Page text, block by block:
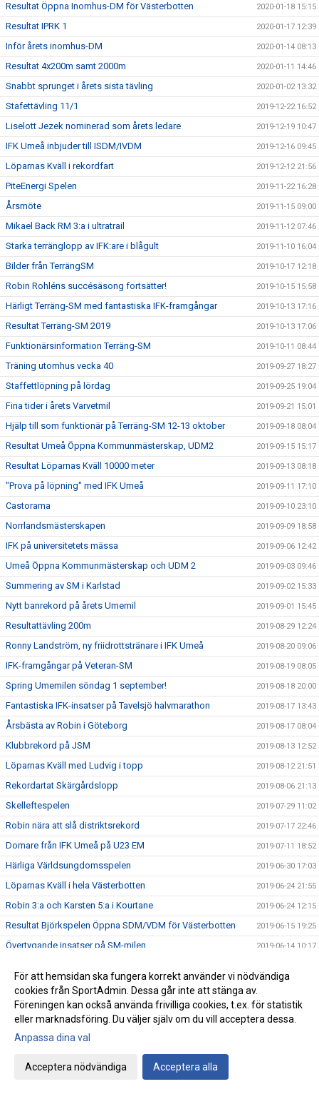
Resultat Öppna Inomhus-DM för Västerbotten 2020-01-18 15:15
Resultat IPRK 1 2020-01-17 12:39
Inför årets inomhus-DM 2020-01-14 08:13
Resultat 4x200m samt 2000m 2020-01-11 14:46
Snabbt sprunget i årets sista tävling 2020-01-02 13:32
Stafettävling 11/1 2019-12-22 16:52
Liselott Jezek nominerad som årets ledare 2019-12-19 10:47
IFK Umeå inbjuder till ISDM/IVDM 2019-12-16 09:45
Löparnas Kväll i rekordfart 2019-12-12 21:56
PiteEnergi Spelen 2019-11-22 16:28
Årsmöte 2019-11-15 09:00
Mikael Back RM 3:a i ultratrail 2019-11-12 07:46
Starka terränglopp av IFK:are i blågult 2019-11-10 16:04
Bilder från TerrängSM 2019-10-17 12:18
Robin Rohléns succésäsong fortsätter! 2019-10-15 15:58
Härligt Terräng-SM med fantastiska IFK-framgångar 2019-10-13 17:16
Resultat Terräng-SM 2019 2019-10-13 17:06
Funktionärsinformation Terräng-SM 2019-10-11 08:44
Träning utomhus vecka 40 2019-09-27 18:27
Staffettlöpning på lördag 2019-09-25 19:04
Fina tider i årets Varvetmil 2019-09-21 15:01
Hjälp till som funktionär på Terräng-SM 12-13 oktober 2019-09-18 08:04
Resultat Umeå Öppna Kommunmästerskap, UDM2 2019-09-15 15:17
Resultat Löparnas Kväll 10000 meter 2019-09-13 08:18
"Prova på löpning" med IFK Umeå 2019-09-11 17:10
Castorama 2019-09-10 23:10
Norrlandsmästerskapen 2019-09-09 18:58
IFK på universitetets mässa 2019-09-06 12:42
Umeå Öppna Kommunmästerskap och UDM 2 2019-09-03 09:46
Summering av SM i Karlstad 2019-09-02 15:33
Nytt banrekord på årets Umemil 2019-09-01 15:45
Resultattävling 200m 2019-08-29 12:24
Ronny Landström, ny friidrottstränare i IFK Umeå 2019-08-20 09:06
IFK-framgångar på Veteran-SM 2019-08-19 08:05
Spring Umemilen söndag 1 september! 2019-08-18 20:00
Fantastiska IFK-insatser på Tavelsjö halvmarathon 2019-08-17 13:43
Årsbästa av Robin i Göteborg 2019-08-17 08:04
Klubbrekord på JSM 2019-08-13 12:52
Löparnas Kväll med Ludvig i topp 2019-08-12 21:51
Rekordartat Skärgårdslopp 2019-08-06 21:13
Skelleftespelen 2019-07-29 11:02
Robin nära att slå distriktsrekord 2019-07-17 22:46
Domare från IFK Umeå på U23 EM 2019-07-11 18:52
Härliga Världsungdomsspelen 2019-06-30 17:03
Löparnas Kväll i hela Västerbotten 2019-06-24 21:55
Robin 3:a och Karsten 5:a i Kourtane 2019-06-24 12:15
Resultat Björkspelen Öppna SDM/VDM för Västerbotten 2019-06-15 19:25
Övertygande insatser på SM-milen 2019-06-14 10:17
Ny hälsoplattform för unga friidrottare
Lag-SM kval 2019-06-03 16:47
IFK fyra på Stafett-SM 2019-05-28 21:54
Resultat från förra veckans tävlingar
IFK i Blodomloppet
För att hemsidan ska fungera korrekt använder vi nödvändiga
cookies från SportAdmin. Dessa går inte att stänga av.
Föreningen kan också använda frivilliga cookies, t.ex. för statistik
eller marknadsföring. Du väljer själv om du vill acceptera dessa.
Anpassa dina val
Acceptera nödvändiga Acceptera alla